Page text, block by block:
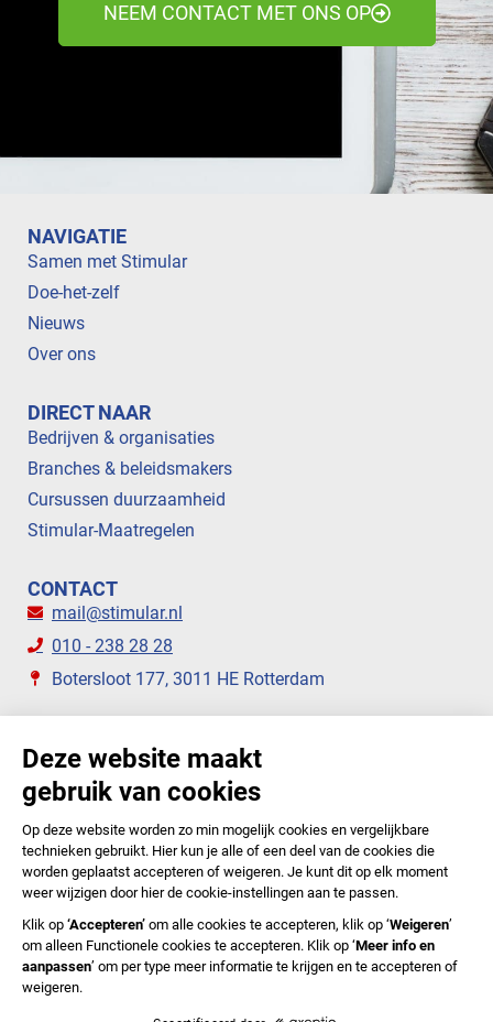
NEEM CONTACT MET ONS OP
NAVIGATIE
Samen met Stimular
Doe-het-zelf
Nieuws
Over ons
DIRECT NAAR
Bedrijven & organisaties
Branches & beleidsmakers
Cursussen duurzaamheid
Stimular-Maatregelen
CONTACT
mail@stimular.nl
010 - 238 28 28
Botersloot 177, 3011 HE Rotterdam
STIMULAR NIEUWSBRIEVEN
ABONNEER NU
Privacyverklaring Cookiebeleid Colofon Disclaimer
In English